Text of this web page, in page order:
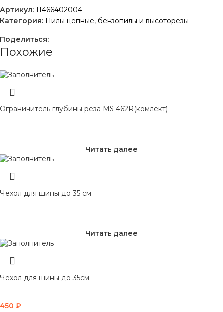
Артикул: 11466402004
Категория: Пилы цепные, бензопилы и высоторезы
Поделиться:
Похожие
Ограничитель глубины реза MS 462R(комлект)
Читать далее
Чехол для шины до 35 см
Читать далее
Чехол для шины до 35см
450 ₽